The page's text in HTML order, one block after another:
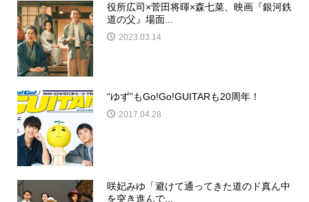
役所広司×菅田将暉×森七菜、映画『銀河鉄
道の父』場面...
2023.03.14
“ゆず”もGo!Go!GUITARも20周年！
2017.04.28
咲妃みゆ「避けて通ってきた道のド真ん中
を突き進んで...